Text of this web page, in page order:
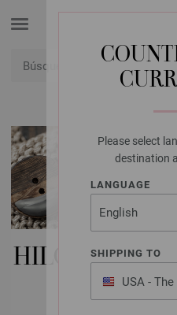
Please select
destination
LANGUAGE
SHIPPING TO
USA -
of America
HILOS LANA
DEL